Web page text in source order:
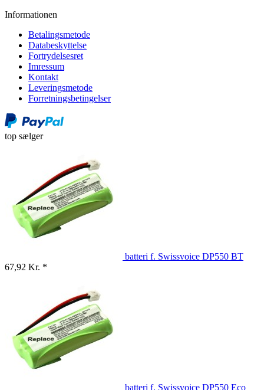
Informationen
Betalingsmetode
Databeskyttelse
Fortrydelsesret
Imressum
Kontakt
Leveringsmetode
Forretningsbetingelser
top sælger
batteri f. Swissvoice DP550 BT
67,92 Kr. *
batteri f. Swissvoice DP550 Eco